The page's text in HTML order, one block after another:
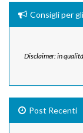
Consigli per
Disclaimer: in
Post Recenti